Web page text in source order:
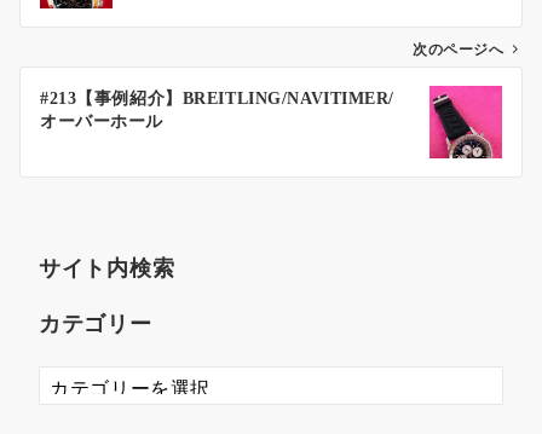
次のページへ
#213【事例紹介】BREITLING/NAVITIMER/
オーバーホール
サイト内検索
カテゴリー